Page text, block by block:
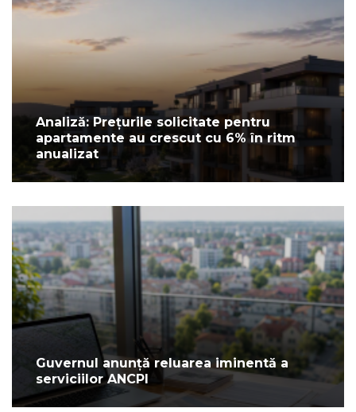
Analiză: Prețurile solicitate pentru
apartamente au crescut cu 6% în ritm
anualizat
Guvernul anunță reluarea iminentă a
serviciilor ANCPI